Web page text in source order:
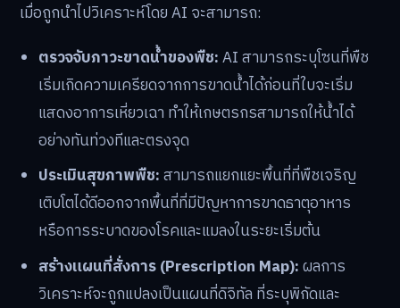
เมื่อถูกนำไปวิเคราะห์โดย AI จะสามารถ:
ตรวจจับภาวะขาดน้ำของพืช:AI สามารถระบุโซนที่พืช
เริ่มเกิดความเครียดจากการขาดน้ำได้ก่อนที่ใบจะเริ่ม
แสดงอาการเหี่ยวเฉา ทำให้เกษตรกรสามารถให้น้ำได้
อย่างทันท่วงทีและตรงจุด
ประเมินสุขภาพพืช:สามารถแยกแยะพื้นที่ที่พืชเจริญ
เติบโตได้ดีออกจากพื้นที่ที่มีปัญหาการขาดธาตุอาหาร
หรือการระบาดของโรคและแมลงในระยะเริ่มต้น
สร้างแผนที่สั่งการ (Prescription Map):ผลการ
วิเคราะห์จะถูกแปลงเป็นแผนที่ดิจิทัล ที่ระบุพิกัดและ